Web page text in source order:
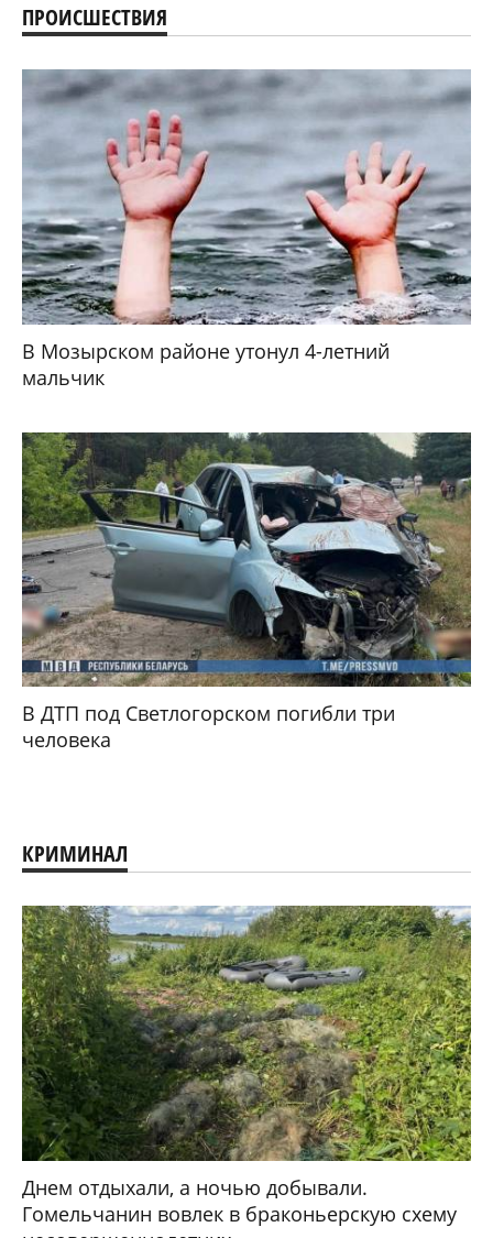
ПРОИСШЕСТВИЯ
В Мозырском районе утонул 4-летний
мальчик
В ДТП под Светлогорском погибли три
человека
КРИМИНАЛ
Днем отдыхали, а ночью добывали.
Гомельчанин вовлек в браконьерскую схему